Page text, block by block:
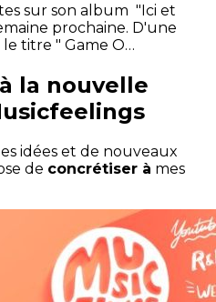
sur son album "Ici et
prochaine. D'une
le titre " Game O…
la nouvelle
idées et de nouveaux
de concrétiser à mes